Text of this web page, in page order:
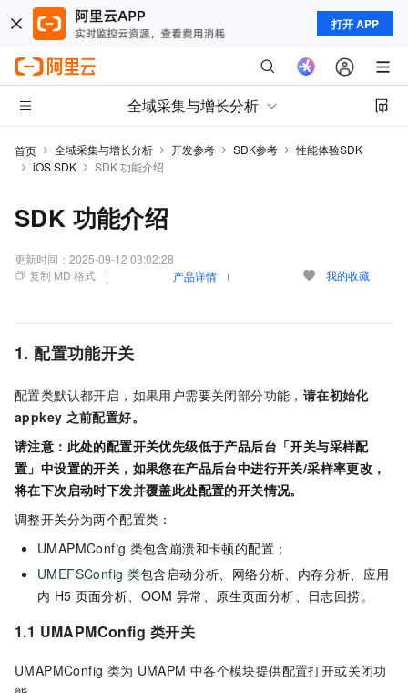
打开 APP
全域采集与增长分析
首页 全域采集与增长分析 开发参考 SDK参考
性能体验SDK
iOS SDK
SDK 功能介绍
SDK 功能介绍
更新时间： 2025-09-12 03:02:28
复制 MD 格式
产品详情 我的收藏
1. 配置功能开关
配置类默认都开启，如果用户需要关闭部分功能， 请在初始化
appkey 之前配置好。
请注意：此处的配置开关优先级低于产品后台「开关与采样配
置」中设置的开关，如果您在产品后台中进行开关/采样率更改，
将在下次启动时下发并覆盖此处配置的开关情况。
调整开关分为两个配置类：
UMAPMConfig 类包含崩溃和卡顿的配置；
UMEFSConfig 类包含启动分析、网络分析、内存分析、应用
内 H5 页面分析、OOM 异常、原生页面分析、日志回捞。
1.1 UMAPMConfig 类开关
UMAPMConfig 类为 UMAPM 中各个模块提供配置打开或关闭功